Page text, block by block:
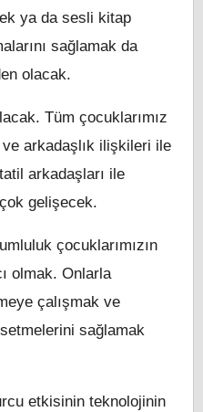
ya da sesli kitap
sağlamak da
olacak.
Tüm çocuklarımız
arkadaşlık ilişkileri ile
arkadaşları ile
gelişecek.
çocuklarımızın
olmak. Onlarla
çalışmak ve
sağlamak
etkisinin teknolojinin